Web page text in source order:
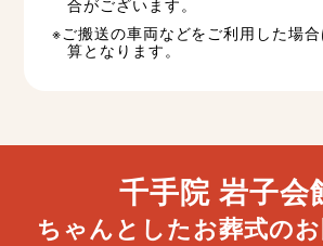
ご搬送の車両などをご利用した場
算となります。
千手院 岩子会
ちゃんとしたお葬式の